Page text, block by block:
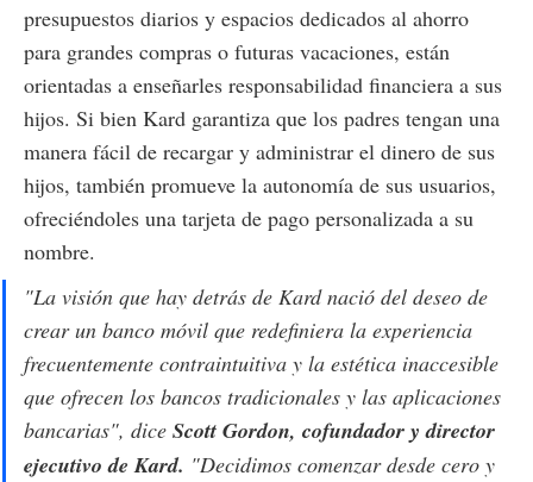
presupuestos diarios y espacios dedicados al ahorro
para grandes compras o futuras vacaciones, están
orientadas a enseñarles responsabilidad financiera a sus
hijos. Si bien Kard garantiza que los padres tengan una
manera fácil de recargar y administrar el dinero de sus
hijos, también promueve la autonomía de sus usuarios,
ofreciéndoles una tarjeta de pago personalizada a su
nombre.
"La visión que hay detrás de Kard nació del deseo de
crear un banco móvil que redefiniera la experiencia
frecuentemente contraintuitiva y la estética inaccesible
que ofrecen los bancos tradicionales y las aplicaciones
bancarias", dice Scott Gordon, cofundador y director
ejecutivo de Kard. "Decidimos comenzar desde cero y